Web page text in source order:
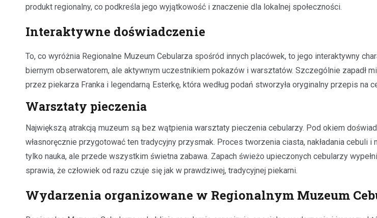
produkt regionalny, co podkreśla jego wyjątkowość i znaczenie dla lokalnej społeczności.
Interaktywne doświadczenie
To, co wyróżnia Regionalne Muzeum Cebularza spośród innych placówek, to jego interaktywny
biernym obserwatorem, ale aktywnym uczestnikiem pokazów i warsztatów. Szczególnie zapadł
przez piekarza Franka i legendarną Esterkę, która według podań stworzyła oryginalny przepis na
Warsztaty pieczenia
Największą atrakcją muzeum są bez wątpienia warsztaty pieczenia cebularzy. Pod okiem
własnoręcznie przygotować ten tradycyjny przysmak. Proces tworzenia ciasta, nakładania cebuli i
tylko nauka, ale przede wszystkim świetna zabawa. Zapach świeżo upieczonych cebularzy
sprawia, że człowiek od razu czuje się jak w prawdziwej, tradycyjnej piekarni.
Wydarzenia organizowane w Regionalnym Muzeum
latka
konto
która